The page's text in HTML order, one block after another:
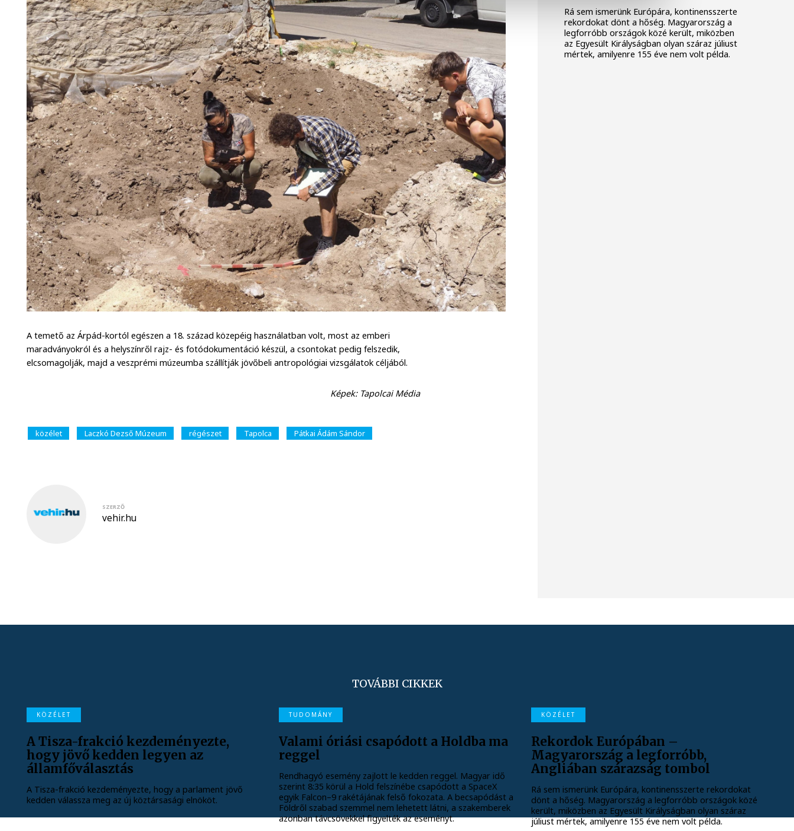
A temető az Árpád-kortól egészen a 18. század közepéig használatban volt, most az emberi
maradványokról és a helyszínről rajz- és fotódokumentáció készül, a csontokat pedig felszedik,
elcsomagolják, majd a veszprémi múzeumba szállítják jövőbeli antropológiai vizsgálatok céljából.
Képek: Tapolcai Média
közélet Laczkó Dezső Múzeum régészet Tapolca Pátkai Ádám Sándor
SZERZŐ
vehir.hu
Rá sem ismerünk Európára, kontinensszerte
rekordokat dönt a hőség. Magyarország a
legforróbb országok közé került, miközben
az Egyesült Királyságban olyan száraz júliust
mértek, amilyenre 155 éve nem volt példa.
TOVÁBBI CIKKEK
KÖZÉLET
A Tisza-frakció kezdeményezte,
hogy jövő kedden legyen az
államfőválasztás
A Tisza-frakció kezdeményezte, hogy a parlament jövő
kedden válassza meg az új köztársasági elnököt.
TUDOMÁNY
Valami óriási csapódott a Holdba ma
reggel
Rendhagyó esemény zajlott le kedden reggel. Magyar idő
szerint 8:35 körül a Hold felszínébe csapódott a SpaceX
egyik Falcon–9 rakétájának felső fokozata. A becsapódást a
Földről szabad szemmel nem lehetett látni, a szakemberek
azonban távcsövekkel figyelték az eseményt.
KÖZÉLET
Rekordok Európában –
Magyarország a legforróbb,
Angliában szárazság tombol
Rá sem ismerünk Európára, kontinensszerte rekordokat
dönt a hőség. Magyarország a legforróbb országok közé
került, miközben az Egyesült Királyságban olyan száraz
júliust mértek, amilyenre 155 éve nem volt példa.